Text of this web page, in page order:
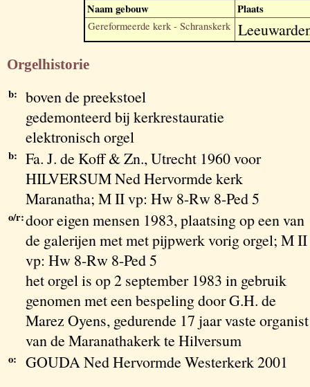
Naam gebouw Plaats
Gereformeerde kerk - Schranskerk
Orgelhistorie
b:
boven de preekstoel
gedemonteerd bij kerkrestauratie
elektronisch orgel
b:
Fa. J. de Koff & Zn., Utrecht 1960 voor
HILVERSUM Ned Hervormde kerk
Maranatha; M II vp: Hw 8-Rw 8-Ped 5
o/r:door eigen mensen 1983, plaatsing op een van
de galerijen met met pijpwerk vorig orgel; M II
vp: Hw 8-Rw 8-Ped 5
het orgel is op 2 september 1983 in gebruik
genomen met een bespeling door G.H. de
Marez Oyens, gedurende 17 jaar vaste organist
van de Maranathakerk te Hilversum
o: GOUDA Ned Hervormde Westerkerk 2001